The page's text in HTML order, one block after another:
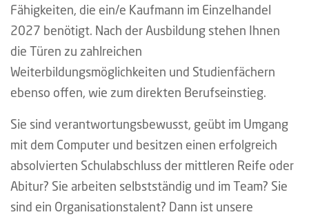
Fähigkeiten, die ein/e Kaufmann im Einzelhandel
2027 benötigt. Nach der Ausbildung stehen Ihnen
die Türen zu zahlreichen
Weiterbildungsmöglichkeiten und Studienfächern
ebenso offen, wie zum direkten Berufseinstieg.
Sie sind verantwortungsbewusst, geübt im Umgang
mit dem Computer und besitzen einen erfolgreich
absolvierten Schulabschluss der mittleren Reife oder
Abitur? Sie arbeiten selbstständig und im Team? Sie
sind ein Organisationstalent? Dann ist unsere